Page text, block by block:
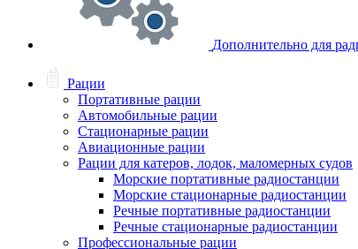
Дополнительно для
Рации
Портативные рации
Автомобильные рации
Стационарные рации
Авиационные рации
Рации для катеров, лодок, маломерных судов
Морские портативные радиостанции
Морские стационарные радиостанции
Речные портативные радиостанции
Речные стационарные радиостанции
Профессиональные рации